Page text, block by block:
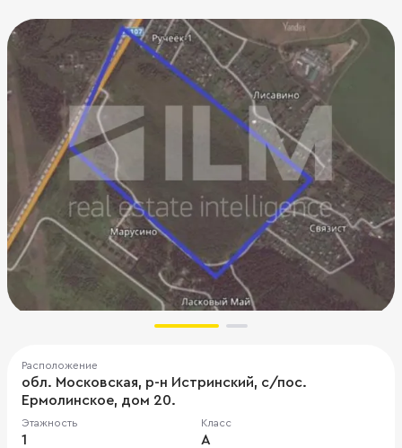
Расположение
обл. Московская, р-н Истринский, с/пос.
Ермолинское, дом 20.
Этажность
1
Класс
A